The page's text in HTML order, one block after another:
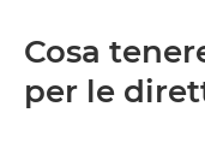
Cosa
per le